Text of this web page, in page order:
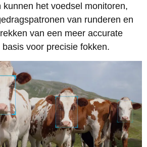
kunnen het voedsel monitoren,
van runderen en
van een meer accurate
voor precisie fokken.